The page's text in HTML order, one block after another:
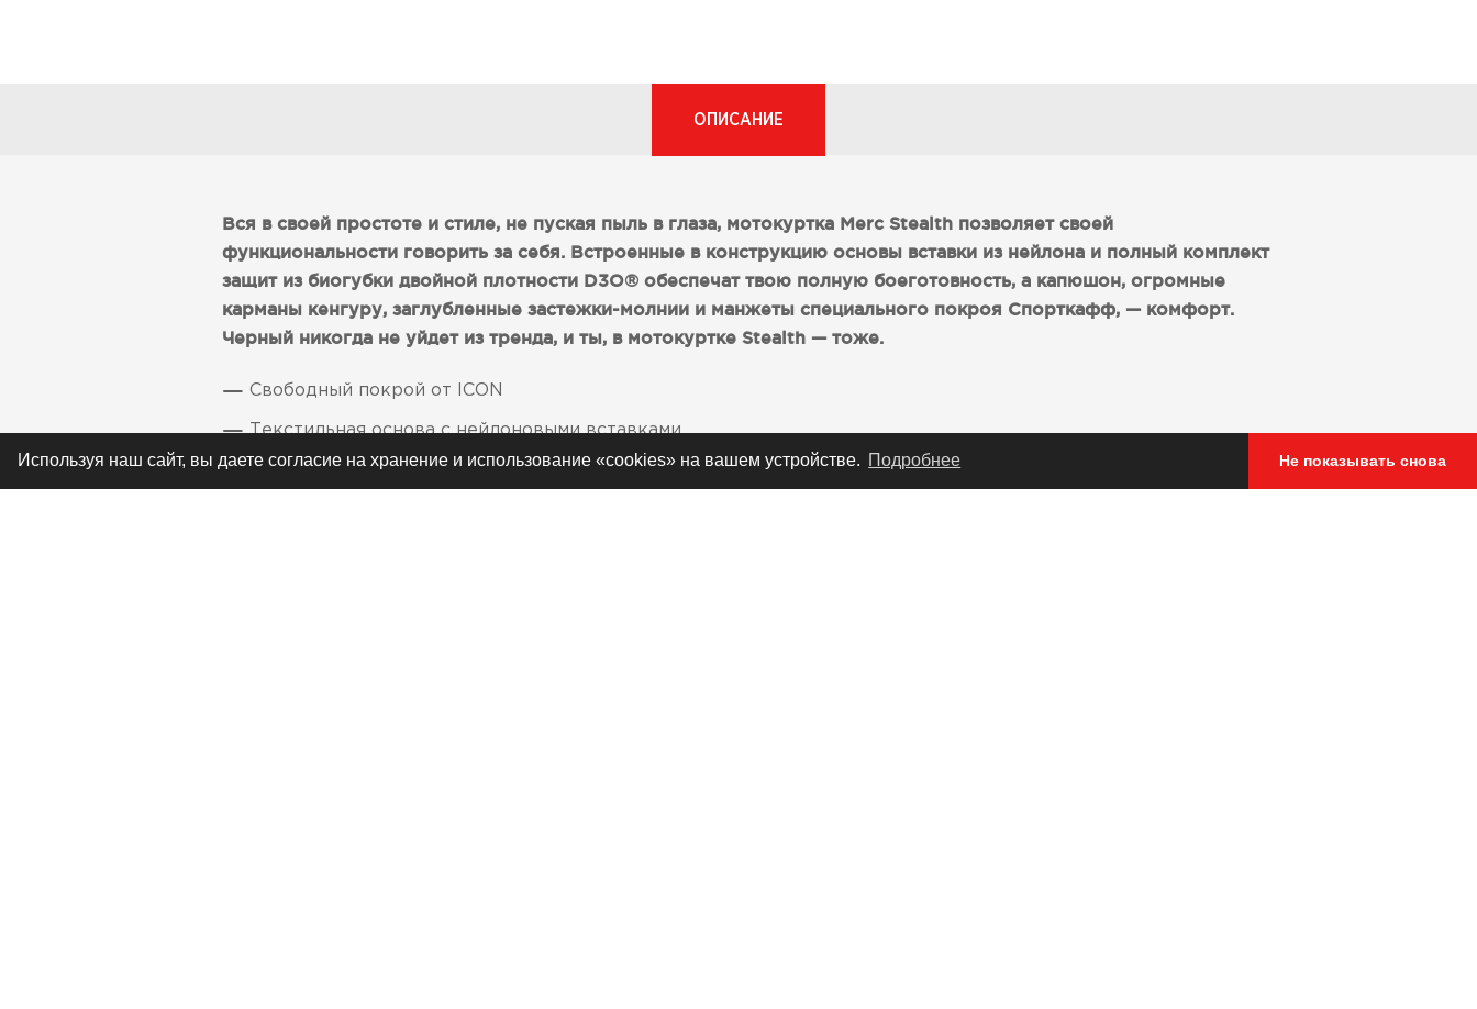
Используя наш сайт, вы даете согласие на хранение и использование «cookies» на вашем устройстве. Подробнее Не показывать снова
ОПИСАНИЕ
Вся в своей простоте и стиле, не пуская пыль в глаза, мотокуртка Merc Stealth позволяет своей
функциональности говорить за себя. Встроенные в конструкцию основы вставки из нейлона и полный комплект
защит из биогубки двойной плотности D3O® обеспечат твою полную боеготовность, а капюшон, огромные
карманы кенгуру, заглубленные застежки-молнии и манжеты специального покроя Спорткафф, — комфорт.
Черный никогда не уйдет из тренда, и ты, в мотокуртке Stealth — тоже.
Свободный покрой от ICON
Текстильная основа с нейлоновыми вставками
Полный комплект защит из биогубки двойной плотности D3O (для плеч, локтей, спины)